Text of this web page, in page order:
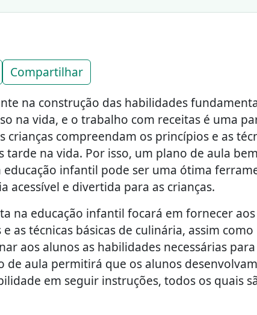
Compartilhar
na construção das habilidades
na vida, e o trabalho com receitas é uma
compreendam os princípios e as
tarde na vida. Por isso, um plano de aula
infantil pode ser uma ótima
e divertida para as crianças.
na educação infantil focará em fornecer aos
as técnicas básicas de culinária, assim como
aos alunos as habilidades necessárias para
de aula permitirá que os alunos
em seguir instruções, todos os quais